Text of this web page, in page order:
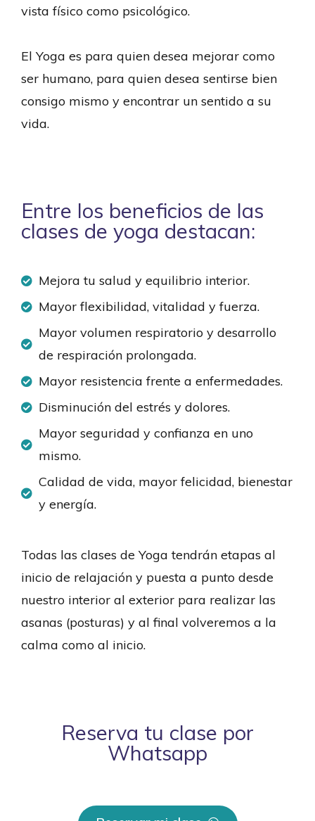
vista físico como psicológico.
El Yoga es para quien desea mejorar como
ser humano, para quien desea sentirse bien
consigo mismo y encontrar un sentido a su
vida.
Entre los beneficios de las
clases de yoga destacan:
Mejora tu salud y equilibrio interior.
Mayor flexibilidad, vitalidad y fuerza.
Mayor volumen respiratorio y desarrollo
de respiración prolongada.
Mayor resistencia frente a enfermedades.
Disminución del estrés y dolores.
Mayor seguridad y confianza en uno
mismo.
Calidad de vida, mayor felicidad, bienestar
y energía.
Todas las clases de Yoga tendrán etapas al
inicio de relajación y puesta a punto desde
nuestro interior al exterior para realizar las
asanas (posturas) y al final volveremos a la
calma como al inicio.
Reserva tu clase por
Whatsapp